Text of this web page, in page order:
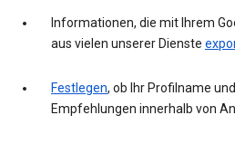
Informationen, die mit Ihrem
aus vielen unserer Dienste
Festlegen, ob Ihr Profilname
Empfehlungen innerhalb von